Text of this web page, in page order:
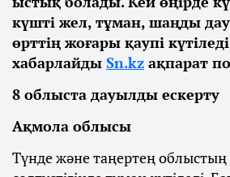
күшті жел, тұман, шаңды
өрттің жоғары қаупі
хабарлайды Sn.kz ақпарат
8 облыста дауылды ескерту
Ақмола облысы
Түнде және таңертең